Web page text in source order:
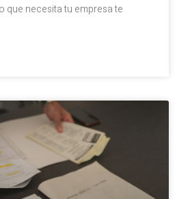
que necesita tu empresa te